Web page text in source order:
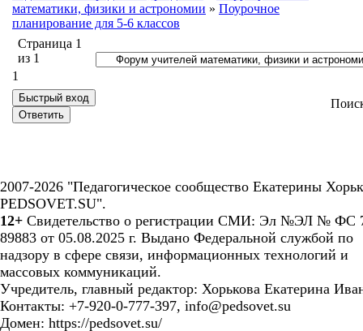
математики, физики и астрономии » Поурочное
планирование для 5-6 классов
Страница 1
из 1
1
2007-2026 "Педагогическое сообщество Екатерины
PEDSOVET.SU".
12+ Свидетельство о регистрации СМИ: Эл №ЭЛ № ФС
89883 от 05.08.2025 г. Выдано Федеральной службой по
надзору в сфере связи, информационных технологий и
массовых коммуникаций.
Учредитель, главный редактор: Хорькова Екатерина
Контакты: +7-920-0-777-397, info@pedsovet.su
Домен: https://pedsovet.su/